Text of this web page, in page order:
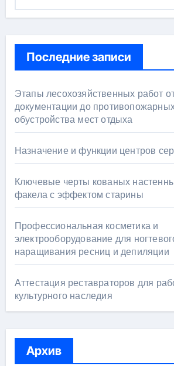
Последние записи
Этапы лесохозяйственных работ
документации до
обустройства мест отдыха
Назначение и функции центров
Ключевые черты кованых
факела с эффектом старины
Профессиональная косметика и
электрооборудование для
наращивания ресниц и депиляции
Аттестация реставраторов для
культурного наследия
Архив